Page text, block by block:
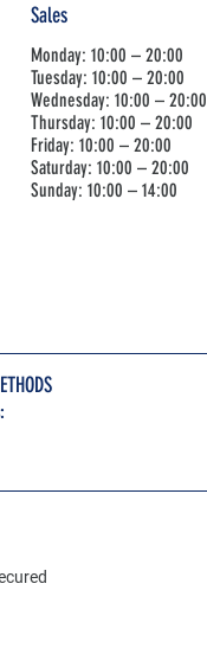
Sales
Monday: 10:00 – 20:00
Tuesday: 10:00 – 20:00
Wednesday: 10:00 – 20:00
Thursday: 10:00 – 20:00
Friday: 10:00 – 20:00
Saturday: 10:00 – 20:00
Sunday: 10:00 – 14:00